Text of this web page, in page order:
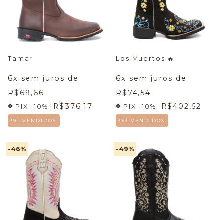
Tamar
6x sem juros de
R$69,66
PIX -10%: R$376,17
391 VENDIDOS.
Los Muertos 🔥
6x sem juros de
R$74,54
PIX -10%: R$402,52
333 VENDIDOS.
-46% -49%